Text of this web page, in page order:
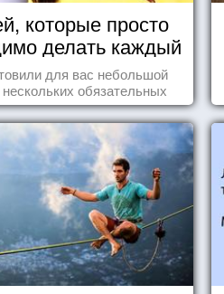
которые просто
делать каждый
день
для вас небольшой
обязательных
должны стать частью
вашего дня.